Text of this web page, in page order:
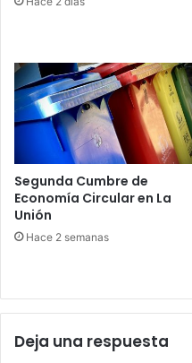
Segunda Cumbre de
Economía Circular en La
Unión
Hace 2 semanas
Deja una respuesta